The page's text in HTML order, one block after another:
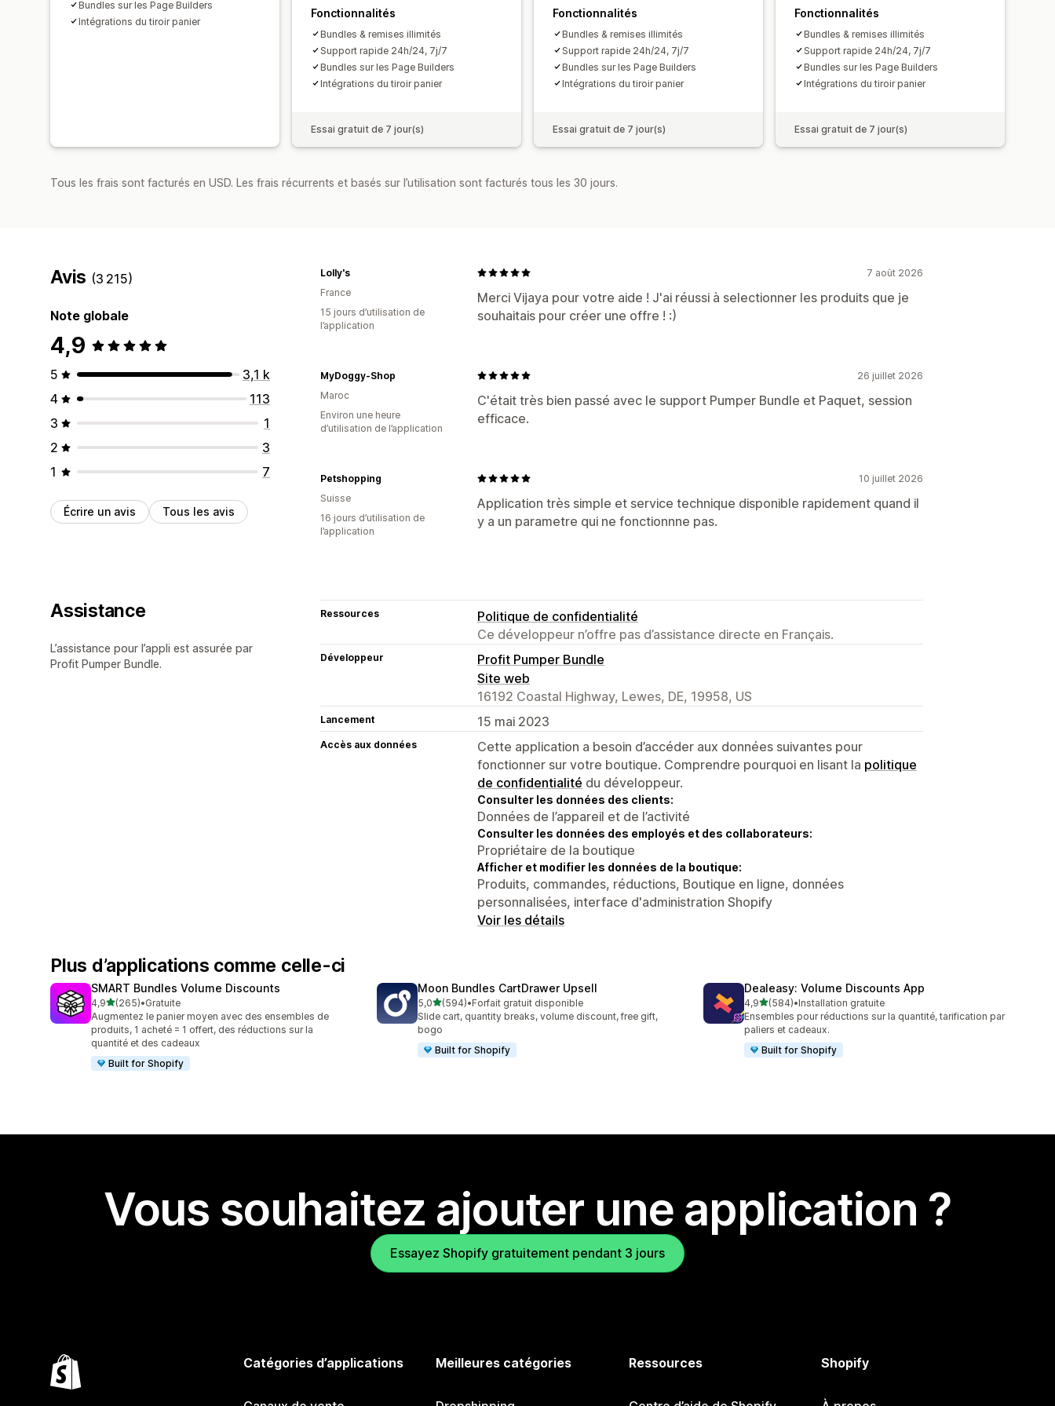
Bundles sur les Page Builders
Intégrations du tiroir panier
Fonctionnalités
Bundles & remises illimités
Support rapide 24h/24, 7j/7
Bundles sur les Page Builders
Intégrations du tiroir panier
Essai gratuit de 7 jour(s)
Fonctionnalités
Bundles & remises illimités
Support rapide 24h/24, 7j/7
Bundles sur les Page Builders
Intégrations du tiroir panier
Essai gratuit de 7 jour(s)
Fonctionnalités
Bundles & remises illimités
Support rapide 24h/24, 7j/7
Bundles sur les Page Builders
Intégrations du tiroir panier
Essai gratuit de 7 jour(s)
Tous les frais sont facturés en USD. Les frais récurrents et basés sur l’utilisation sont facturés tous les 30 jours.
Avis (3 215)
Note globale
4,9
5
3,1 k
4
113
3
1
2
3
1
7
Écrire un avis Tous les avis
7 août 2026
Merci Vijaya pour votre aide ! J'ai réussi à selectionner les produits que je
souhaitais pour créer une offre ! :)
Lolly's
France
15 jours d’utilisation de
l’application
26 juillet 2026
C'était très bien passé avec le support Pumper Bundle et Paquet, session
efficace.
MyDoggy-Shop
Maroc
Environ une heure
d’utilisation de l’application
10 juillet 2026
Application très simple et service technique disponible rapidement quand il
y a un parametre qui ne fonctionnne pas.
Petshopping
Suisse
16 jours d’utilisation de
l’application
Assistance
L’assistance pour l’appli est assurée par
Profit Pumper Bundle.
Ressources
Politique de confidentialité
Ce développeur n’offre pas d’assistance directe en Français.
Développeur
Profit Pumper Bundle
Site web
16192 Coastal Highway, Lewes, DE, 19958, US
Lancement 15 mai 2023
Accès aux données
Cette application a besoin d’accéder aux données suivantes pour
fonctionner sur votre boutique. Comprendre pourquoi en lisant la politique
de confidentialité du développeur.
Consulter les données des clients:
Données de l’appareil et de l’activité
Consulter les données des employés et des collaborateurs:
Propriétaire de la boutique
Afficher et modifier les données de la boutique:
Produits, commandes, réductions, Boutique en ligne, données
personnalisées, interface d'administration Shopify
Voir les détails
Plus d’applications comme celle-ci
SMART Bundles Volume Discounts
4,9étoile(s) sur 5
(265)
265 avis au total
•Gratuite
Augmentez le panier moyen avec des ensembles de
produits, 1 acheté = 1 offert, des réductions sur la
quantité et des cadeaux
Built for Shopify
Moon Bundles CartDrawer Upsell
5,0étoile(s) sur 5
(594)
594 avis au total
•Forfait gratuit disponible
Slide cart, quantity breaks, volume discount, free gift,
bogo
Built for Shopify
Dealeasy: Volume Discounts App
4,9étoile(s) sur 5
(584)
584 avis au total
•Installation gratuite
Ensembles pour réductions sur la quantité, tarification par
paliers et cadeaux.
Built for Shopify
Vous souhaitez ajouter une application ?
Essayez Shopify gratuitement pendant 3 jours
Catégories d’applications Meilleures catégories Ressources Shopify